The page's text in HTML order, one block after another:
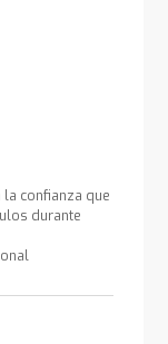
la confianza que
durante